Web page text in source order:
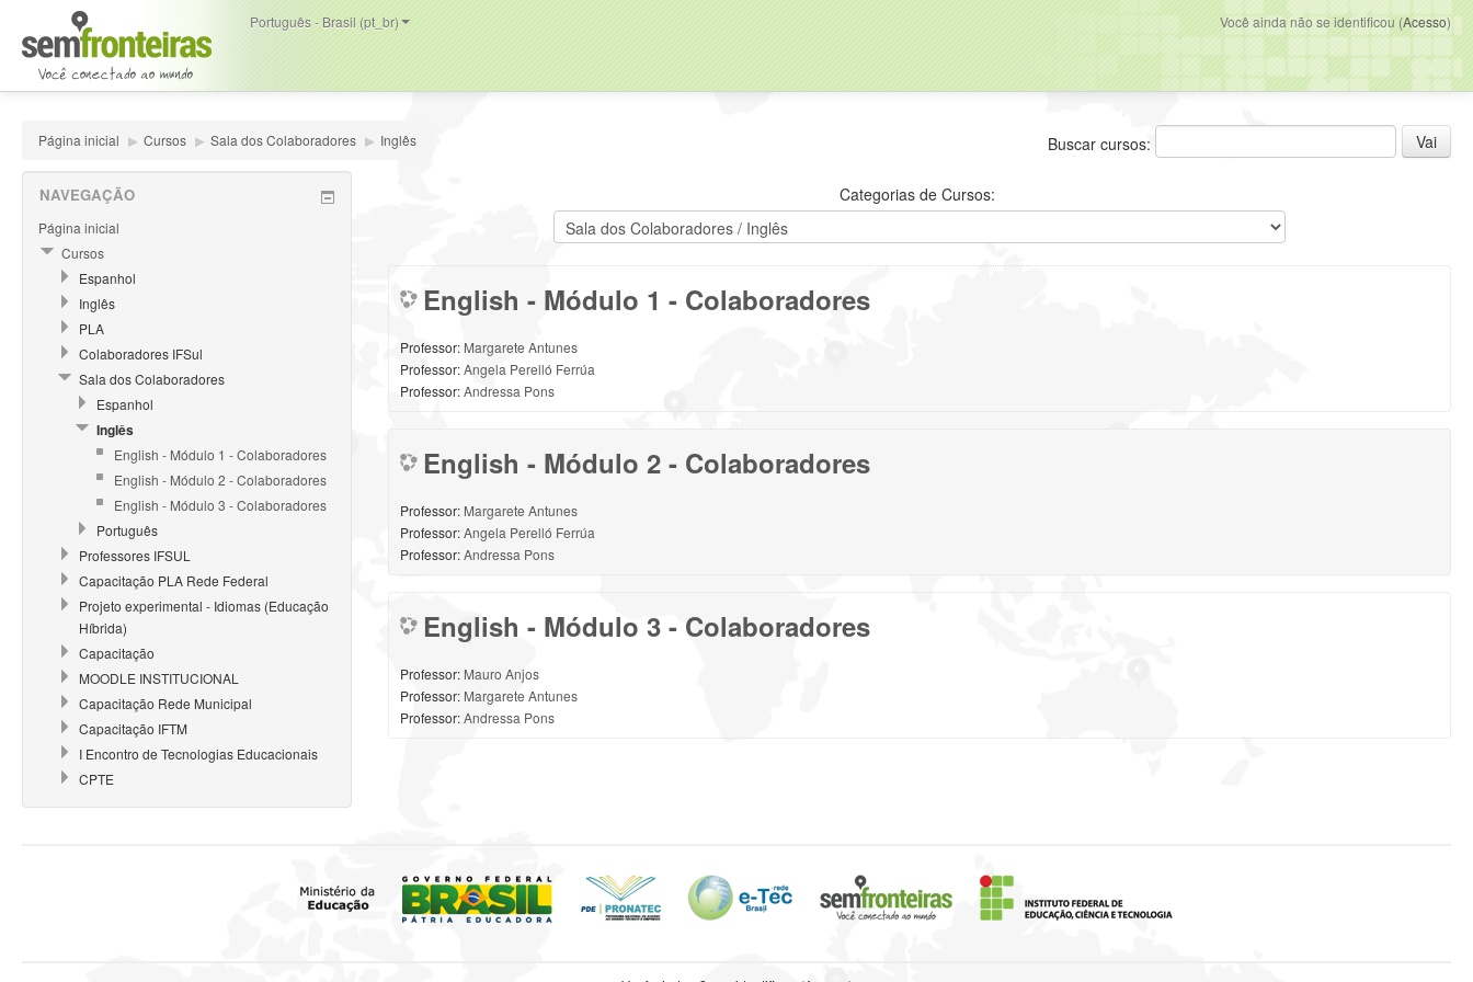
Português - Brasil (pt_br) Você ainda não se identificou (Acesso)
Página inicial ▶ Cursos ▶ Sala dos Colaboradores ▶ Inglês Buscar cursos:
Categorias de Cursos:
English - Módulo 1 - Colaboradores
Professor: Margarete Antunes
Professor:Angela Perelló Ferrúa
Professor:Andressa Pons
English - Módulo 2 - Colaboradores
Professor: Margarete Antunes
Professor:Angela Perelló Ferrúa
Professor:Andressa Pons
English - Módulo 3 - Colaboradores
Professor: Mauro Anjos
Professor: Margarete Antunes
Professor:Andressa Pons
NAVEGAÇÃO
Página inicial
Cursos
Espanhol
Inglês
PLA
Colaboradores IFSul
Sala dos Colaboradores
Espanhol
Inglês
English - Módulo 1 - Colaboradores
English - Módulo 2 - Colaboradores
English - Módulo 3 - Colaboradores
Português
Professores IFSUL
Capacitação PLA Rede Federal
Projeto experimental - Idiomas (Educação
Híbrida)
Capacitação
MOODLE INSTITUCIONAL
Capacitação Rede Municipal
Capacitação IFTM
I Encontro de Tecnologias Educacionais
CPTE